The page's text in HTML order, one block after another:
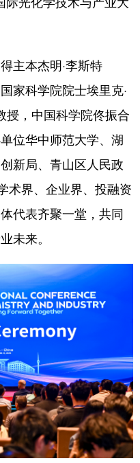
河北 山西
福建 江西
湖北 湖南
海南 重庆
云南
青海 宁夏
黑龙江
Français عربى
日本語 한국어
本杰明·李斯特
家科学院院士埃里克·
授，中国科学院佟振合
位华中师范大学、湖
新局、青山区人民政
术界、企业界、投融资
代表齐聚一堂，共同
未来。